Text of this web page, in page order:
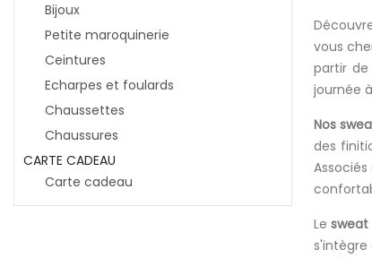
Bijoux
Petite maroquinerie
Ceintures
Echarpes et foulards
Chaussettes
Chaussures
CARTE CADEAU
Carte cadeau
vous
partir
journée
Nos
des
Le
s'intègre